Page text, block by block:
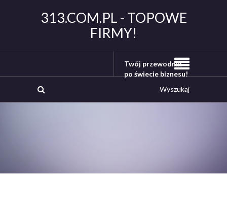
313.COM.PL - TOPOWE
FIRMY!
Twój przewodnik
po świecie biznesu!